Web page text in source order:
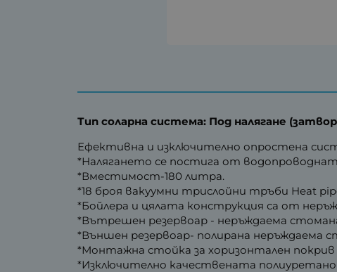
Тип соларна система: Под налягане
Ефективна и изключително опростена
*Налягането се постига от
*Вместимост-180 литра.
*18 броя вакуумни трислойни тръби Heat
*Бойлера и цялата конструкция са от
*Вътрешен резервоар - неръждаема стомана
*Външен резервоар- полирана неръждаема
*Монтажна стойка за хоризонтален
*Изключително качествената